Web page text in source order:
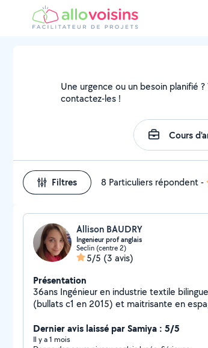
Une urgence ou un besoin planifié
contactez-les !
Filtres 8 Particuliers répondent-
Allison BAUDRY
Ingenieur prof anglais
Seclin (centre 2)
5/5 (3 avis)
Présentation
36ans Ingénieur en industrie textile
(bullats c1 en 2015) et maitrisante en
art (peinture dessin). Petsitter :)
Dernier avis laissé par Samiya : 5/5
Il y a 1 mois